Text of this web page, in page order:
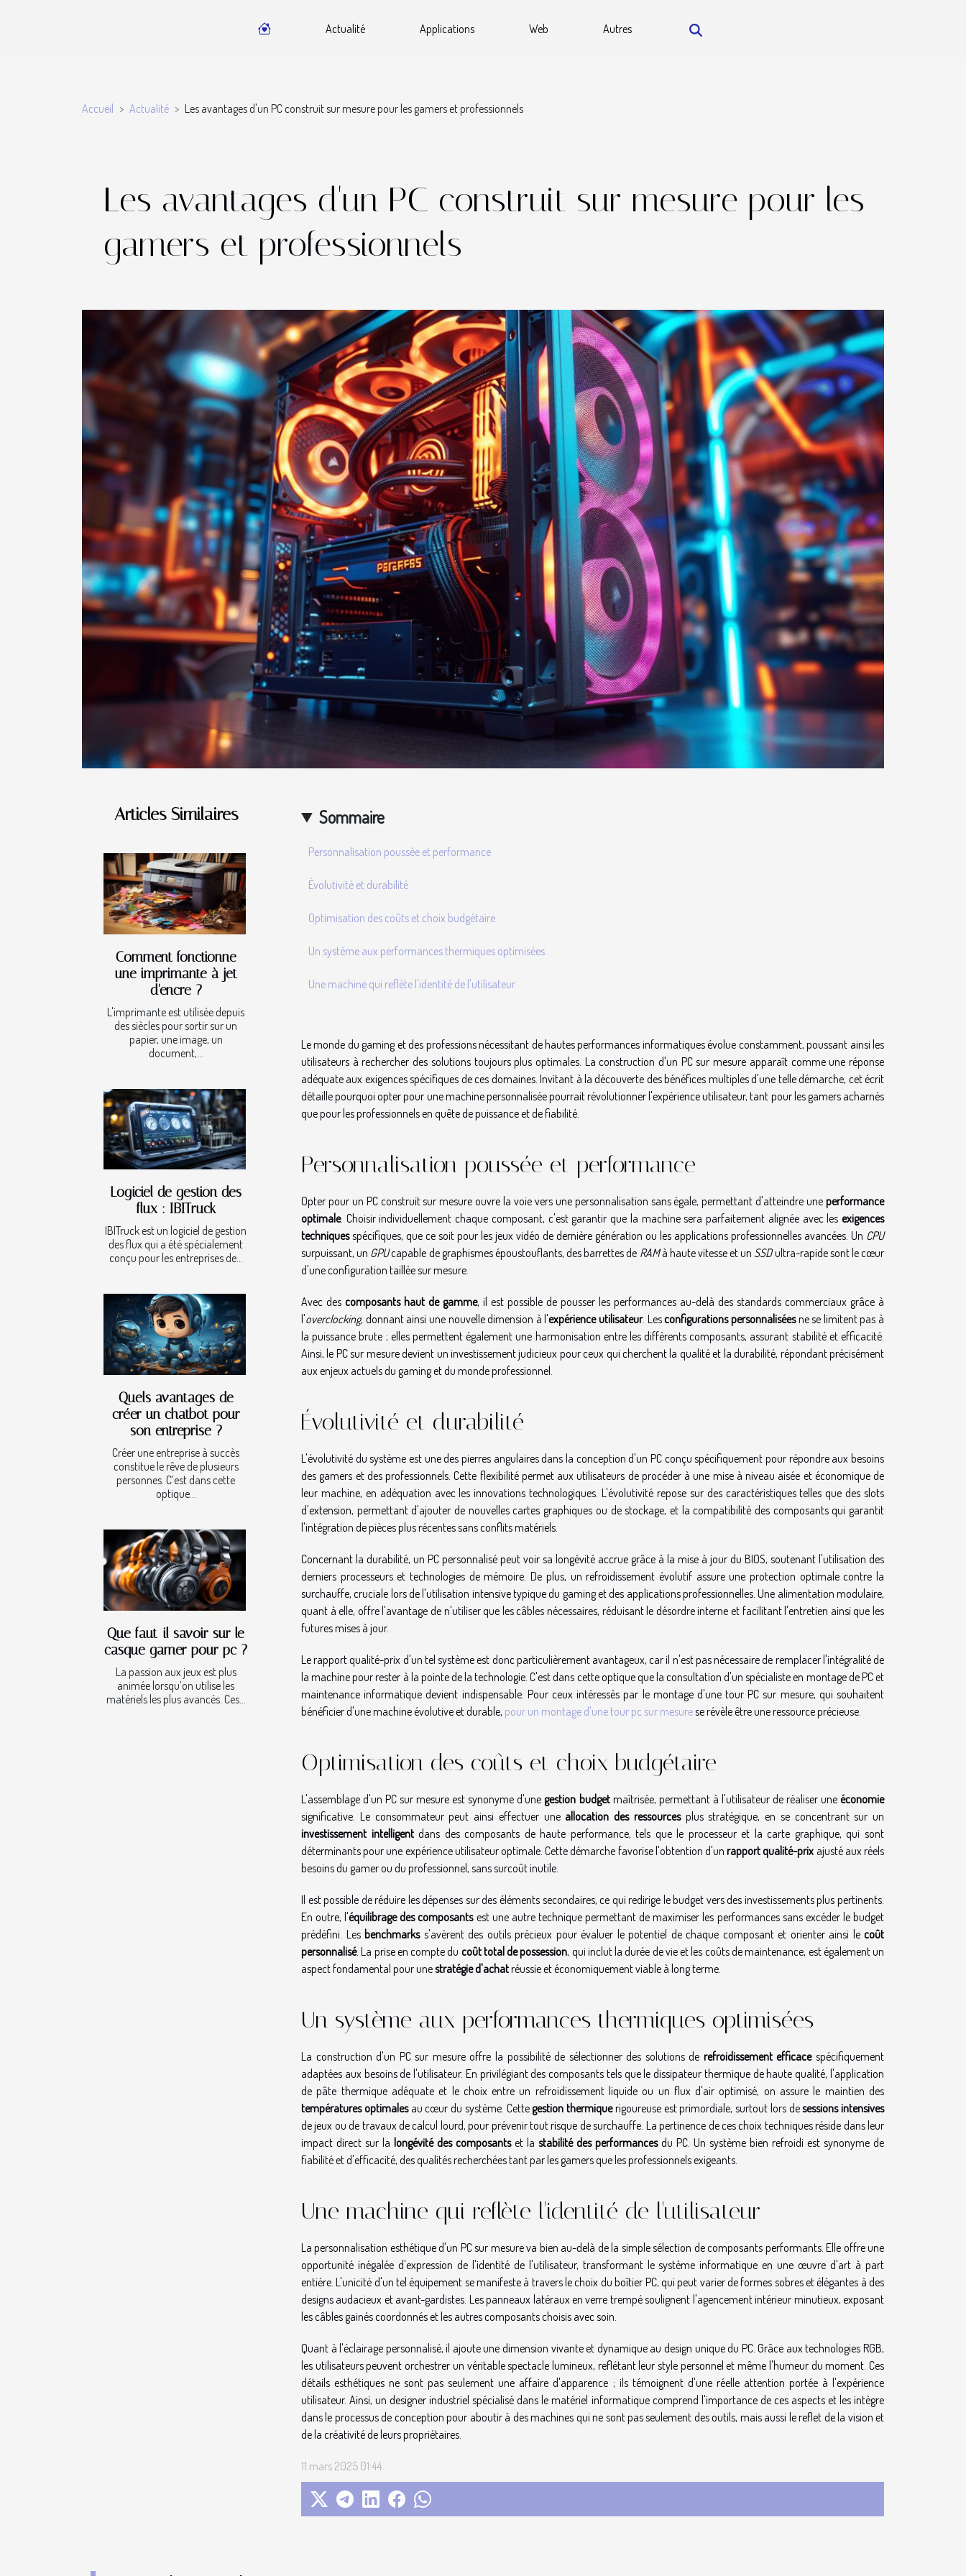
Actualité Applications Web Autres
Accueil Actualité Les avantages d'un PC construit sur mesure pour les gamers et professionnels
Les avantages d'un PC construit sur mesure pour les
gamers et professionnels
Articles Similaires
Comment fonctionne
une imprimante à jet
d'encre ?
L'imprimante est utilisée depuis
des siècles pour sortir sur un
papier, une image, un
document,...
Logiciel de gestion des
flux : IBITruck
IBITruck est un logiciel de gestion
des flux qui a été spécialement
conçu pour les entreprises de...
Quels avantages de
créer un chatbot pour
son entreprise ?
Créer une entreprise à succès
constitue le rêve de plusieurs
personnes. C’est dans cette
optique...
Que faut-il savoir sur le
casque gamer pour pc ?
La passion aux jeux est plus
animée lorsqu’on utilise les
matériels les plus avancés. Ces...
Sommaire
Personnalisation poussée et performance
Évolutivité et durabilité
Optimisation des coûts et choix budgétaire
Un système aux performances thermiques optimisées
Une machine qui reflète l'identité de l'utilisateur
Le monde du gaming et des professions nécessitant de hautes performances informatiques évolue constamment, poussant ainsi les
utilisateurs à rechercher des solutions toujours plus optimales. La construction d'un PC sur mesure apparaît comme une réponse
adéquate aux exigences spécifiques de ces domaines. Invitant à la découverte des bénéfices multiples d'une telle démarche, cet écrit
détaille pourquoi opter pour une machine personnalisée pourrait révolutionner l'expérience utilisateur, tant pour les gamers acharnés
que pour les professionnels en quête de puissance et de fiabilité.
Personnalisation poussée et performance
Opter pour un PC construit sur mesure ouvre la voie vers une personnalisation sans égale, permettant d'atteindre une performance
optimale. Choisir individuellement chaque composant, c'est garantir que la machine sera parfaitement alignée avec les exigences
techniquesspécifiques, que ce soit pour les jeux vidéo de dernière génération ou les applications professionnelles avancées. Un CPU
surpuissant, un GPUcapable de graphismes époustouflants, des barrettes de RAMà haute vitesse et un SSDultra-rapide sont le cœur
d'une configuration taillée sur mesure.
Avec des composants haut de gamme, il est possible de pousser les performances au-delà des standards commerciaux grâce à
l'overclocking, donnant ainsi une nouvelle dimension à l'expérience utilisateur. Lesconfigurations personnaliséesne se limitent pas à
la puissance brute ; elles permettent également une harmonisation entre les différents composants, assurant stabilité et efficacité.
Ainsi, le PC sur mesure devient un investissement judicieux pour ceux qui cherchent la qualité et la durabilité, répondant précisément
aux enjeux actuels du gaming et du monde professionnel.
Évolutivité et durabilité
L'évolutivité du système est une des pierres angulaires dans la conception d'un PC conçu spécifiquement pour répondre aux besoins
des gamers et des professionnels. Cette flexibilité permet aux utilisateurs de procéder à une mise à niveau aisée et économique de
leur machine, en adéquation avec les innovations technologiques. L'évolutivité repose sur des caractéristiques telles que des slots
d'extension, permettant d'ajouter de nouvelles cartes graphiques ou de stockage, et la compatibilité des composants qui garantit
l'intégration de pièces plus récentes sans conflits matériels.
Concernant la durabilité, un PC personnalisé peut voir sa longévité accrue grâce à la mise à jour du BIOS, soutenant l'utilisation des
derniers processeurs et technologies de mémoire. De plus, un refroidissement évolutif assure une protection optimale contre la
surchauffe, cruciale lors de l'utilisation intensive typique du gaming et des applications professionnelles. Une alimentation modulaire,
quant à elle, offre l'avantage de n'utiliser que les câbles nécessaires, réduisant le désordre interne et facilitant l'entretien ainsi que les
futures mises à jour.
Le rapport qualité-prix d'un tel système est donc particulièrement avantageux, car il n'est pas nécessaire de remplacer l'intégralité de
la machine pour rester à la pointe de la technologie. C'est dans cette optique que la consultation d'un spécialiste en montage de PC et
maintenance informatique devient indispensable. Pour ceux intéressés par le montage d'une tour PC sur mesure, qui souhaitent
bénéficier d'une machine évolutive et durable, pour un montage d'une tour pc sur mesurese révèle être une ressource précieuse.
Optimisation des coûts et choix budgétaire
L'assemblage d'un PC sur mesure est synonyme d'unegestion budgetmaîtrisée, permettant à l'utilisateur de réaliser uneéconomie
significative. Le consommateur peut ainsi effectuer une allocation des ressourcesplus stratégique, en se concentrant sur un
investissement intelligentdans des composants de haute performance, tels que le processeur et la carte graphique, qui sont
déterminants pour une expérience utilisateur optimale. Cette démarche favorise l'obtention d'unrapport qualité-prix ajusté aux réels
besoins du gamer ou du professionnel, sans surcoût inutile.
Il est possible de réduire les dépenses sur des éléments secondaires, ce qui redirige le budget vers des investissements plus pertinents.
En outre, l'équilibrage des composantsest une autre technique permettant de maximiser les performances sans excéder le budget
prédéfini. Les benchmarkss'avèrent des outils précieux pour évaluer le potentiel de chaque composant et orienter ainsi le coût
personnalisé. La prise en compte du coût total de possession, qui inclut la durée de vie et les coûts de maintenance, est également un
aspect fondamental pour unestratégie d'achatréussie et économiquement viable à long terme.
Un système aux performances thermiques optimisées
La construction d'un PC sur mesure offre la possibilité de sélectionner des solutions de refroidissement efficacespécifiquement
adaptées aux besoins de l'utilisateur. En privilégiant des composants tels que le dissipateur thermique de haute qualité, l'application
de pâte thermique adéquate et le choix entre un refroidissement liquide ou un flux d'air optimisé, on assure le maintien des
températures optimalesau cœur du système. Cettegestion thermiquerigoureuse est primordiale, surtout lors desessions intensives
de jeux ou de travaux de calcul lourd, pour prévenir tout risque de surchauffe. La pertinence de ces choix techniques réside dans leur
impact direct sur la longévité des composantset la stabilité des performancesdu PC. Un système bien refroidi est synonyme de
fiabilité et d'efficacité, des qualités recherchées tant par les gamers que les professionnels exigeants.
Une machine qui reflète l'identité de l'utilisateur
La personnalisation esthétique d'un PC sur mesure va bien au-delà de la simple sélection de composants performants. Elle offre une
opportunité inégalée d'expression de l'identité de l'utilisateur, transformant le système informatique en une œuvre d'art à part
entière. L'unicité d'un tel équipement se manifeste à travers le choix du boîtier PC, qui peut varier de formes sobres et élégantes à des
designs audacieux et avant-gardistes. Les panneaux latéraux en verre trempé soulignent l'agencement intérieur minutieux, exposant
les câbles gainés coordonnés et les autres composants choisis avec soin.
Quant à l'éclairage personnalisé, il ajoute une dimension vivante et dynamique au design unique du PC. Grâce aux technologies RGB,
les utilisateurs peuvent orchestrer un véritable spectacle lumineux, reflétant leur style personnel et même l'humeur du moment. Ces
détails esthétiques ne sont pas seulement une affaire d'apparence ; ils témoignent d'une réelle attention portée à l'expérience
utilisateur. Ainsi, un designer industriel spécialisé dans le matériel informatique comprend l'importance de ces aspects et les intègre
dans le processus de conception pour aboutir à des machines qui ne sont pas seulement des outils, mais aussi le reflet de la vision et
de la créativité de leurs propriétaires.
11 mars 2025 01:44